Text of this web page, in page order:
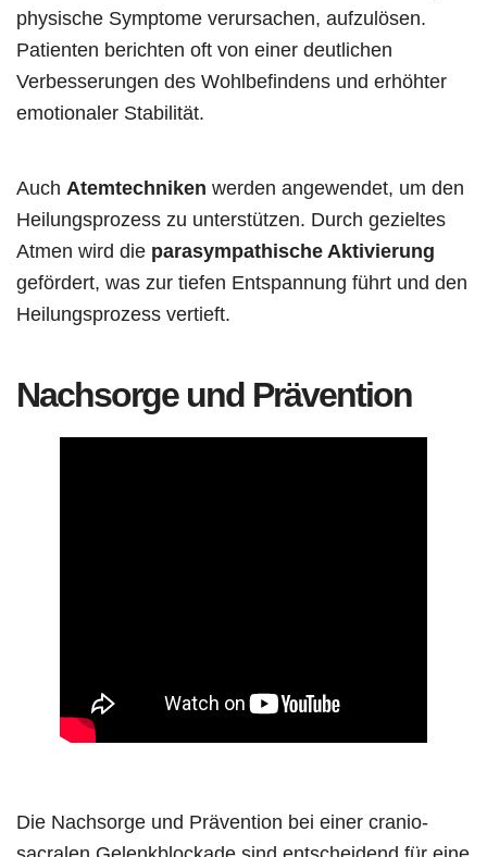
physische Symptome verursachen, aufzulösen.
Patienten berichten oft von einer deutlichen
Verbesserungen des Wohlbefindens und erhöhter
emotionaler Stabilität.
Auch Atemtechniken werden angewendet, um den
Heilungsprozess zu unterstützen. Durch gezieltes
Atmen wird die parasympathische Aktivierung
gefördert, was zur tiefen Entspannung führt und den
Heilungsprozess vertieft.
Nachsorge und Prävention
Die Nachsorge und Prävention bei einer cranio-